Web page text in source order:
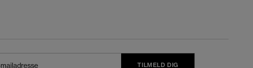
TILMELD DIG